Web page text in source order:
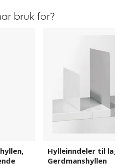
bruk for?
Gerdmanshyllen
Hylleinndeler til
Gerdmanshyllen